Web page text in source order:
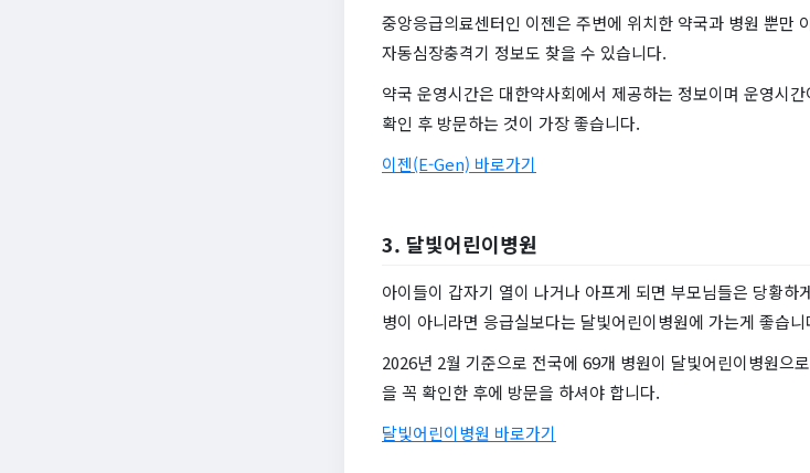
중앙응급의료센터인 이젠은 주변에 위치한 약국과 병원 뿐만
자동심장충격기 정보도 찾을 수 있습니다.
약국 운영시간은 대한약사회에서 제공하는 정보이며 운영시
확인 후 방문하는 것이 가장 좋습니다.
이젠(E-Gen) 바로가기
3. 달빛어린이병원
아이들이 갑자기 열이 나거나 아프게 되면 부모님들은 당황하
병이 아니라면 응급실보다는 달빛어린이병원에 가는게 좋습니
2026년 2월 기준으로 전국에 69개 병원이 달빛어린이병원으
을 꼭 확인한 후에 방문을 하셔야 합니다.
달빛어린이병원 바로가기